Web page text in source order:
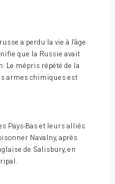
a perdu la vie à l'âge
que la Russie avait
Le mépris répété de la
armes chimiques est
Pays-Bas et leurs alliés
Navalny, après
de Salisbury, en